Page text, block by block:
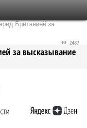
Британией за
за высказывание
2487